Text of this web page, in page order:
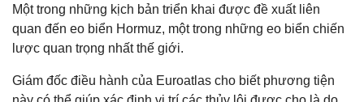
Một trong những kịch bản triển khai được đề xuất liên
quan đến eo biển Hormuz, một trong những eo biển chiến
lược quan trọng nhất thế giới.
Giám đốc điều hành của Euroatlas cho biết phương tiện